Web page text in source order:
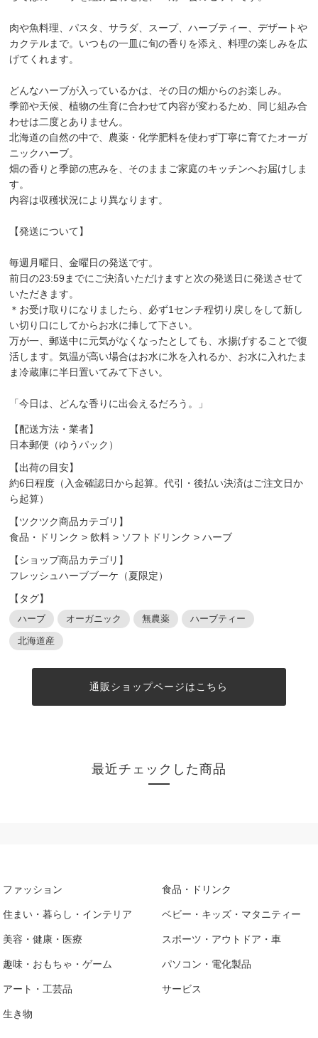
肉や魚料理、パスタ、サラダ、スープ、ハーブティー、デザートや
カクテルまで。いつもの一皿に旬の香りを添え、料理の楽しみを広
げてくれます。
どんなハーブが入っているかは、その日の畑からのお楽しみ。
季節や天候、植物の生育に合わせて内容が変わるため、同じ組み合
わせは二度とありません。
北海道の自然の中で、農薬・化学肥料を使わず丁寧に育てたオーガ
ニックハーブ。
畑の香りと季節の恵みを、そのままご家庭のキッチンへお届けしま
す。
内容は収穫状況により異なります。
【発送について】
毎週月曜日、金曜日の発送です。
前日の23:59までにご決済いただけますと次の発送日に発送させて
いただきます。
＊お受け取りになりましたら、必ず1センチ程切り戻しをして新し
い切り口にしてからお水に挿して下さい。
万が一、郵送中に元気がなくなったとしても、水揚げすることで復
活します。気温が高い場合はお水に氷を入れるか、お水に入れたま
ま冷蔵庫に半日置いてみて下さい。
「今日は、どんな香りに出会えるだろう。」
【配送方法・業者】
日本郵便（ゆうパック）
【出荷の目安】
約6日程度（入金確認日から起算。代引・後払い決済はご注文日か
ら起算）
【ツクツク商品カテゴリ】
食品・ドリンク >飲料 > ソフトドリンク >ハーブ
【ショップ商品カテゴリ】
フレッシュハーブブーケ（夏限定）
【タグ】
ハーブ オーガニック 無農薬 ハーブティー
北海道産
通販ショップページはこちら
最近チェックした商品
ファッション 食品・ドリンク
住まい・暮らし・インテリア ベビー・キッズ・マタニティー
美容・健康・医療 スポーツ・アウトドア・車
趣味・おもちゃ・ゲーム パソコン・電化製品
アート・工芸品 サービス
生き物